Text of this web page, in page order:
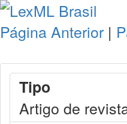
Página Anterior |
Tipo
Artigo de